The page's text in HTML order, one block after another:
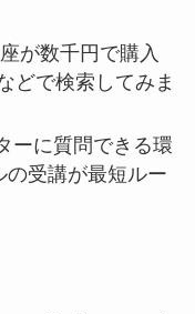
が数千円で購入
どで検索してみま
ーに質問できる環
受講が最短ルー